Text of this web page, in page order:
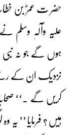
حضر ت عمرؓ بن
علیہ وآلہٖ وسلم
ہوں گے جو نہ
نزدیک ان کے
کریں گے ۔‘‘
ہیں ؟ فرمایا ’’